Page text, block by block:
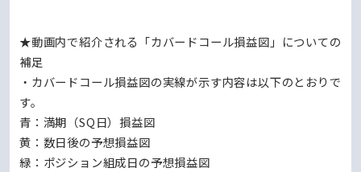
★動画内で紹介される「カバードコール損益図」についての
補足
・カバードコール損益図の実線が示す内容は以下のとおりで
す。
青：満期（SQ日）損益図
黄：数日後の予想損益図
緑：ポジション組成日の予想損益図